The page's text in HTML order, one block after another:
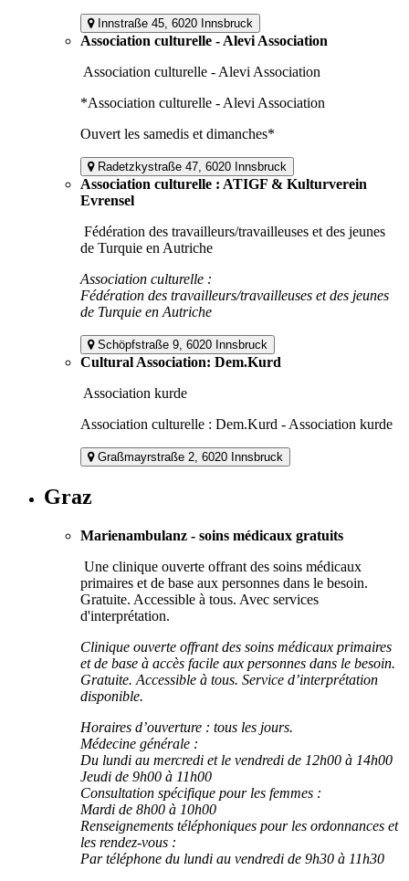
Innstraße 45, 6020 Innsbruck
Association culturelle - Alevi Association
Association culturelle - Alevi Association
*Association culturelle - Alevi Association
Ouvert les samedis et dimanches*
Radetzkystraße 47, 6020 Innsbruck
Association culturelle : ATIGF & Kulturverein
Evrensel
Fédération des travailleurs/travailleuses et des jeunes
de Turquie en Autriche
Association culturelle :
Fédération des travailleurs/travailleuses et des jeunes
de Turquie en Autriche
Schöpfstraße 9, 6020 Innsbruck
Cultural Association: Dem.Kurd
Association kurde
Association culturelle : Dem.Kurd - Association kurde
Graßmayrstraße 2, 6020 Innsbruck
Graz
Marienambulanz - soins médicaux gratuits
Une clinique ouverte offrant des soins médicaux
primaires et de base aux personnes dans le besoin.
Gratuite. Accessible à tous. Avec services
d'interprétation.
Clinique ouverte offrant des soins médicaux primaires
et de base à accès facile aux personnes dans le besoin.
Gratuite. Accessible à tous. Service d’interprétation
disponible.
Horaires d’ouverture : tous les jours.
Médecine générale :
Du lundi au mercredi et le vendredi de 12h00 à 14h00
Jeudi de 9h00 à 11h00
Consultation spécifique pour les femmes :
Mardi de 8h00 à 10h00
Renseignements téléphoniques pour les ordonnances et
les rendez-vous :
Par téléphone du lundi au vendredi de 9h30 à 11h30